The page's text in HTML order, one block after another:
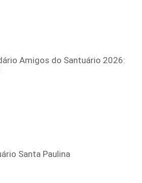
Amigos do Santuário 2026:
Santa Paulina